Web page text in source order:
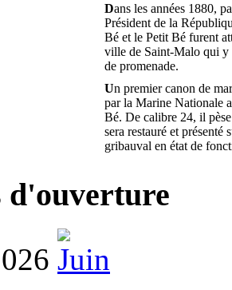
Dans les années 1880,
Président de la
Bé et le Petit Bé furent
ville de Saint-Malo qui
de promenade.
Un premier canon de
par la Marine Nationale
Bé. De calibre 24, il
sera restauré et présenté
gribauval en état de
d'ouverture